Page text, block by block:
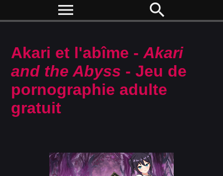
menu search
Akari et l'abîme -Akari
and the Abyss - Jeu de
pornographie adulte
gratuit